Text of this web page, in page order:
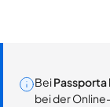
BeiPassporta
bei der